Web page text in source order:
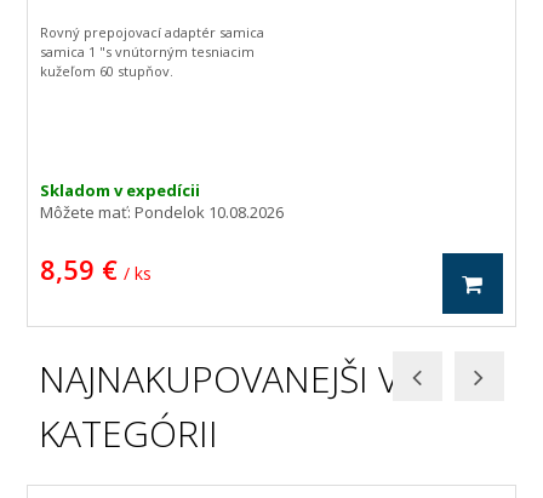
Skladom v expedícii
Môžete mať:Pondelok 10.08.2026
8,59 € / ks
Rovný prepojovací adaptér samica
samica 1 "s vnútorným tesniacim
kužeľom 60 stupňov.
NAJNAKUPOVANEJŠI V
KATEGÓRII